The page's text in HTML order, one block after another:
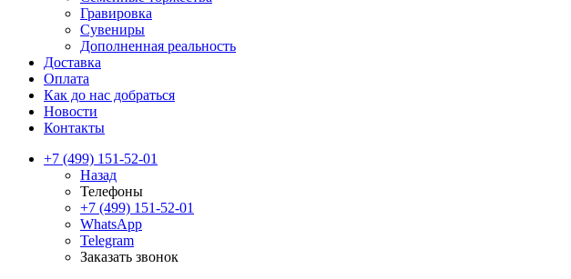
Гравировка
Сувениры
Дополненная реальность
Доставка
Оплата
Как до нас добраться
Новости
Контакты
+7 (499) 151-52-01
Назад
Телефоны
+7 (499) 151-52-01
WhatsApp
Telegram
Заказать звонок